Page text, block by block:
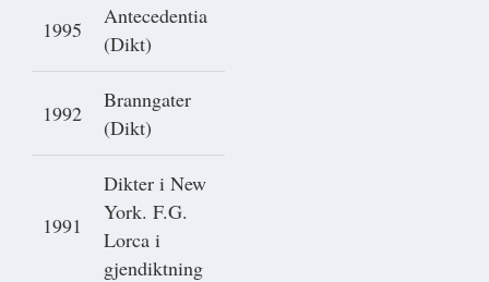
1995
Antecedentia
(Dikt)
1992
Branngater
(Dikt)
1991
Dikter i New
York. F.G.
Lorca i
gjendiktning